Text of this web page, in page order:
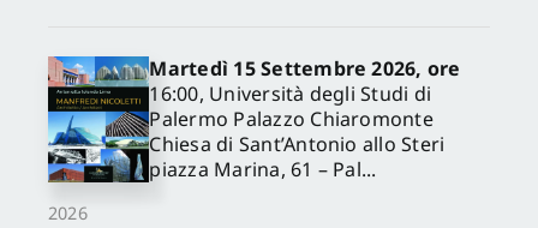
2026
Martedì 15 Settembre 2026, ore
16:00, Università degli Studi di
Palermo Palazzo Chiaromonte
Chiesa di Sant’Antonio allo Steri
piazza Marina, 61 – Pal...